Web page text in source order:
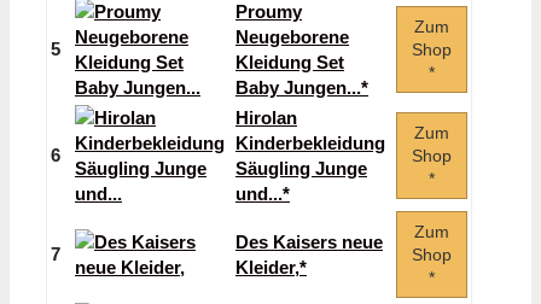
5
Proumy
Neugeborene
Kleidung Set
Baby Jungen...*
Zum
Shop
*
6
Hirolan
Kinderbekleidung
Säugling Junge
und...*
Zum
Shop
*
7
Des Kaisers neue
Kleider,*
Zum
Shop
*